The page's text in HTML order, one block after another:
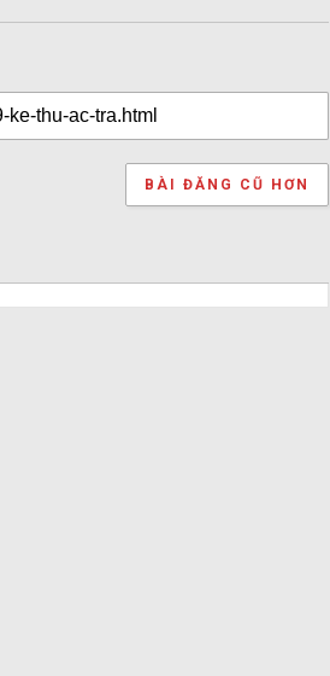
BÀI ĐĂNG CŨ HƠN